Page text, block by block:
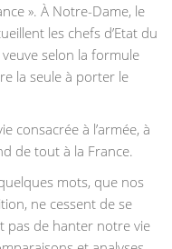
». À Notre-Dame, le
les chefs d’Etat du
selon la formule
la seule à porter le
consacrée à l’armée, à
de tout à la France.
mots, que nos
ne cessent de se
pas de hanter notre vie